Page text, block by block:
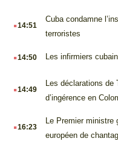
.14:51
Cuba condamne
terroristes
.14:50 Les infirmiers
.14:49
Les déclarations de
d’ingérence en
.16:23
Le Premier ministre
européen de